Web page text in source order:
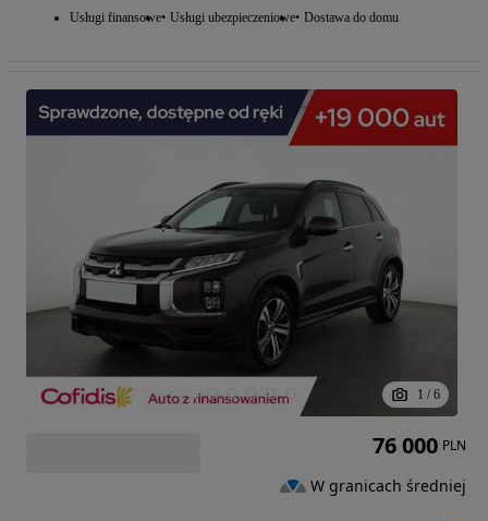
Usługi finansowe Usługi ubezpieczeniowe Dostawa do domu
1 / 6
76 000 PLN
W granicach średniej